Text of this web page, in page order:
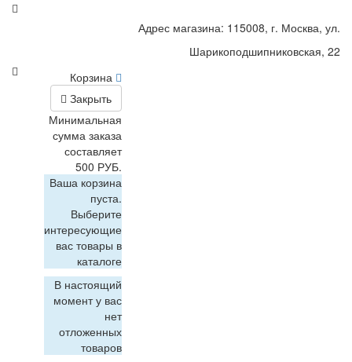
Адрес магазина: 115008, г. Москва, ул.
Шарикоподшипниковская, 22
Корзина
Закрыть
Минимальная
сумма заказа
составляет
500 РУБ.
Ваша корзина
пуста.
Выберите
интересующие
вас товары в
каталоге
В настоящий
момент у вас
нет
отложенных
товаров